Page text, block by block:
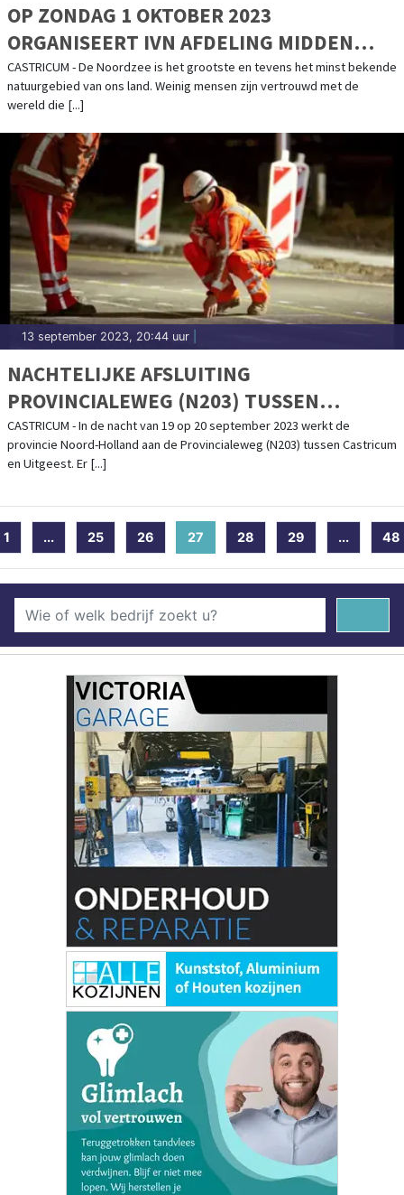
OP ZONDAG 1 OKTOBER 2023
ORGANISEERT IVN AFDELING MIDDEN
KENNEMERLAND EEN
STRANDWANDELEXCURSIE: IS HET
CASTRICUM - De Noordzee is het grootste en tevens het minst bekende
natuurgebied van ons land. Weinig mensen zijn vertrouwd met de
wereld die [...]
13 september 2023, 20:44 uur
NACHTELIJKE AFSLUITING
PROVINCIALEWEG (N203) TUSSEN
CASTRICUM EN UITGEEST
CASTRICUM - In de nacht van 19 op 20 september 2023 werkt de
provincie Noord-Holland aan de Provincialeweg (N203) tussen Castricum
en Uitgeest. Er [...]
1 ... 25 26 27 (current)
28 29 ... 48